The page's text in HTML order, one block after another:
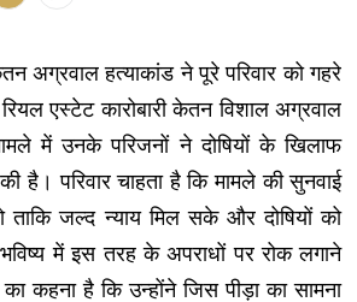
अग्रवाल हत्याकांड ने पूरे परिवार को गहरे
एस्टेट कारोबारी केतन विशाल अग्रवाल
में उनके परिजनों ने दोषियों के खिलाफ
है। परिवार चाहता है कि मामले की सुनवाई
ताकि जल्द न्याय मिल सके और दोषियों को
में इस तरह के अपराधों पर रोक लगाने
कहना है कि उन्होंने जिस पीड़ा का सामना